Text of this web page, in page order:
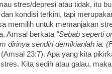
stres/depresi atau tidak, itu
kondisi terkini, tapi
memilih untuk memanjakan
Amsal berkata "Sebab seperti
dirinya sendiri demikianlah ia.
(Amsal 23:7). Apa yang kita
Kita sedih atau galau,